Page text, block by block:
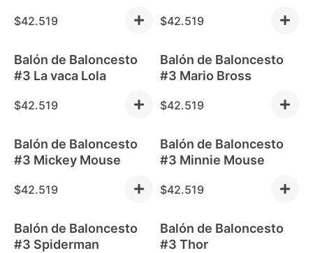
$42.519 $42.519
Balón de Baloncesto
#3 La vaca Lola
$42.519
Balón de Baloncesto
#3 Mario Bross
$42.519
Balón de Baloncesto
#3 Mickey Mouse
$42.519
Balón de Baloncesto
#3 Minnie Mouse
$42.519
Balón de Baloncesto
#3 Spiderman
Balón de Baloncesto
#3 Thor